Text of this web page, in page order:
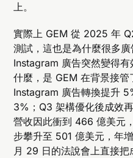
上。
實際上 GEM 從 2025 年
測試，這也是為什麼很多
Instagram 廣告突然變得
什麼，是 GEM 在背景接
Instagram 廣告轉換提升
3%；Q3 架構優化後成效
營收因此衝到 466 億美元
步攀升至 501 億美元，年
月 29 日的法說會上直接